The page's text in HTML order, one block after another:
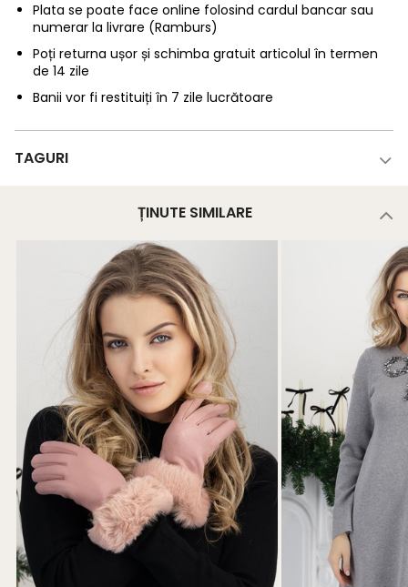
Plata se poate face online folosind cardul bancar sau
numerar la livrare (Ramburs)
Poți returna ușor și schimba gratuit articolul în termen
de 14 zile
Banii vor fi restituiți în 7 zile lucrătoare
TAGURI
ȚINUTE SIMILARE